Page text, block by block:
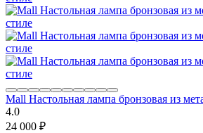
Mall Настольная лампа бронзовая из
4.0
24 000 ₽